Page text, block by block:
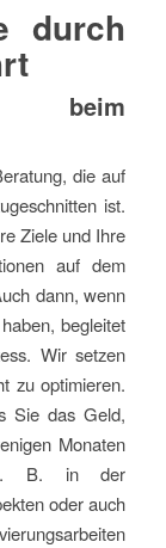
durch
beim
die auf
ist.
Ziele und Ihre
auf dem
dann, wenn
begleitet
Wir setzen
zu optimieren.
Sie das Geld,
Monaten
B. in der
oder auch